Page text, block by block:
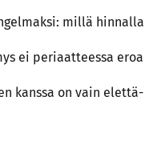
mil­lä hin­nal­la
ei pe­ri­aat­tees­sa eroa
kans­sa on vain elet­tä­